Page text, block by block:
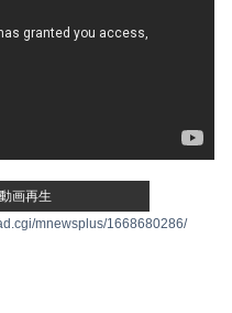
mnewsplus/1668680286/
画再生